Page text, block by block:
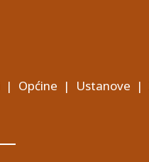
| Općine | Ustanove |